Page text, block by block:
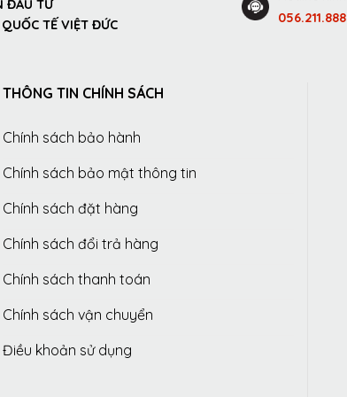
ĐẦU TƯ
TẾ VIỆT ĐỨC
THÔNG TIN CHÍNH SÁCH
Chính sách bảo hành
Chính sách bảo mật thông tin
Chính sách đặt hàng
Chính sách đổi trả hàng
Chính sách thanh toán
Chính sách vận chuyển
Điều khoản sử dụng